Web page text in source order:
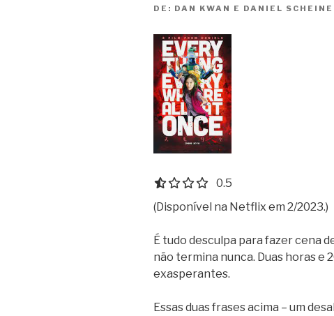
DE: DAN KWAN E DANIEL
0.5 out of 5.0 stars
0.5
(Disponível na Netflix em 2/2023.)
É tudo desculpa para fazer cena
não termina nunca. Duas horas e
exasperantes.
Essas duas frases acima – um